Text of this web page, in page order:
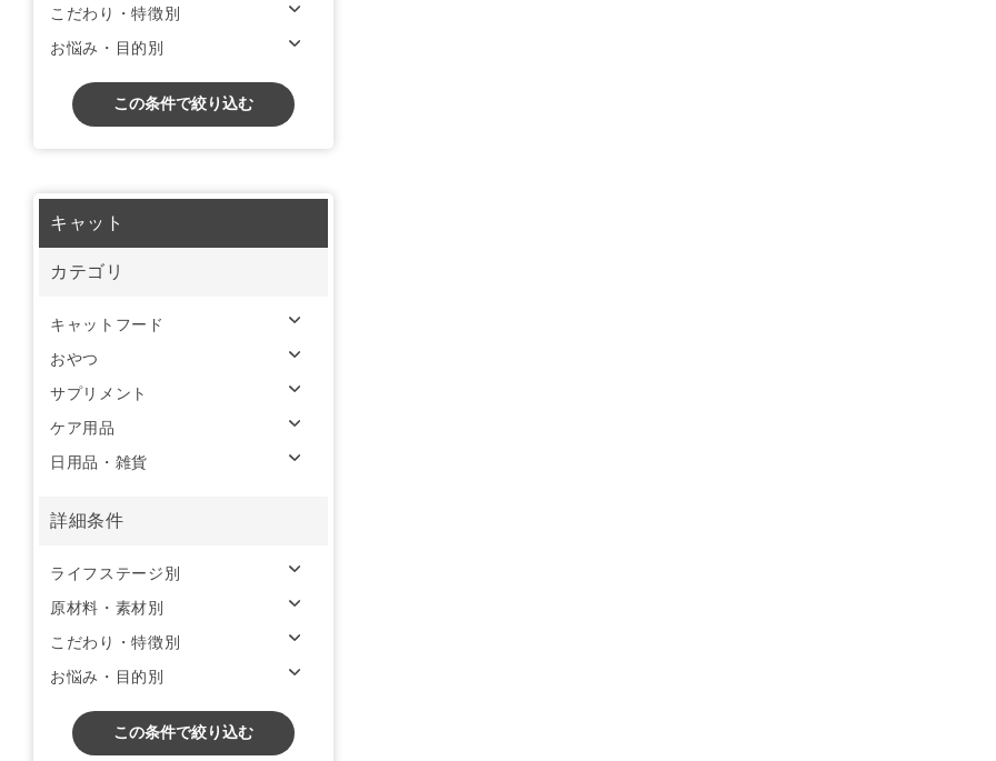
こだわり・特徴別
お悩み・目的別
この条件で絞り込む
キャット
カテゴリ
キャットフード
おやつ
サプリメント
ケア用品
日用品・雑貨
詳細条件
ライフステージ別
原材料・素材別
こだわり・特徴別
お悩み・目的別
この条件で絞り込む